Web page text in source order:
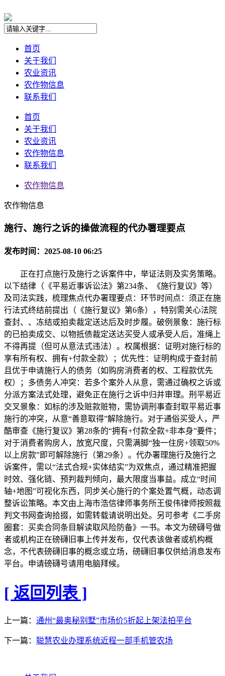
首页
关于我们
农业资讯
农作物信息
联系我们
首页
关于我们
农业资讯
农作物信息
联系我们
农作物信息
农作物信息
施行、施行之诉的操做流程的代办署理要点
发布时间：2025-08-10 06:25
正在打点施行及施行之诉案件中，举证法则及实务策略。
以下结律（《平易近事诉讼法》第234条、《施行复议》等）
及司法实践，梳理焦点代办署理要点：环节时间点：须正在施
行法式终结前提出（《施行复议》第6条），特别需关心法院
查封、、冻结或拍卖裁定送达后及时步履。破例景象：施行标
的已拍卖成交、以物抵债裁定送达买受人或承受人后，准绳上
不得再提（但可从意法式违法）。权属根据：证明对施行标的
享有所有权、拥有+付款全款）；优先性：证明构成于查封前
且优于申请施行人的债务（如购房消费者的权、工程款优先
权）；多债务人冲突：若多个案外人从意，需通过确权之诉或
分派方案法式处理，避免正在施行之诉中归并审理。刑平易近
交叉景象：如标的涉及赃款赃物，需协调刑事查封取平易近事
施行的冲突，从意“善意取得”解除施行。对于通俗买受人，严
酷审查《施行复议》第28条的“拥有+付款全款+非本身”要件；
对于消费者购房人，放宽尺度，只需满脚“独一住房+领取50%
以上房款”即可解除施行（第29条）。代办署理施行及施行之
诉案件，需以“法式合规+实体结实”为双焦点，通过精准把握
时效、强化链、预判裁判倾向，最大限度当事益。成立“时间
轴+地图”可视化东西，同步关心施行的个案处置气概，动态调
整诉讼策略。本文由上海市浩信律师事务所王俊伟律师按照裁
判文书网查询拾掇，如需转载请说明出处。另可参考《二手房
圈套：买卖合同条目解读取风险防备》一书。本文为磅礴号做
者或机构正在磅礴旧事上传并发布，仅代表该做者或机构概
念，不代表磅礴旧事的概念或立场，磅礴旧事仅供给消息发布
平台。申请磅礴号请用电脑拜候。
[ 返回列表 ]
上一篇： 通州“最奥秘别墅”市场价5折起上架法拍平台
下一篇： 聪慧农业办理系统近程一部手机管农场